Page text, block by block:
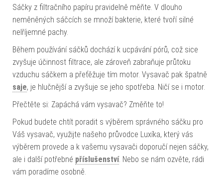
Sáčky z filtračního papíru pravidelně měňte. V dlouho
neměněných sáčcích se množí bakterie, které tvoří silné
nelříjemné pachy.
Během používání sáčků dochází k ucpávání pórů, což sice
zvyšuje účinnost filtrace, ale zároveň zabraňuje průtoku
vzduchu sáčkem a přeťěžuje tím motor. Vysavač pak špatně
saje, je hlučnější a zvyšuje se jeho spotřeba. Ničí se i motor.
Přečtěte si: Zapáchá vám vysavač? Změňte to!
Pokud budete chtít poradit s výběrem správného sáčku pro
Váš vysavač, využijte našeho průvodce Luxíka, který vás
výběrem provede a k vašemu vysavači doporučí nejen sáčky,
ale i další potřebné příslušenství. Nebo se nám ozvěte, rádi
vám poradíme osobně.